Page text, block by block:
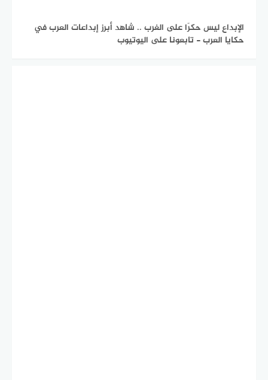
الإبداع ليس حكرًا على الغرب .. شاهد أبرز إبداعات العرب في
حكايا العرب - تابعونا على اليوتيوب